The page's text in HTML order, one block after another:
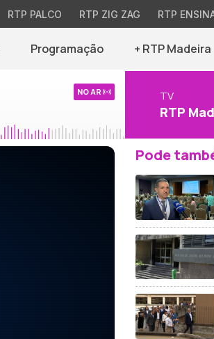
RTP PALCO RTP ZIG ZAG RTP
Programação + RTP Madeira
NO AR TV
RTP
Pode